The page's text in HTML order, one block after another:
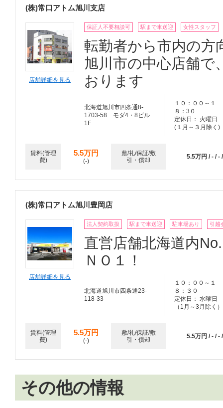
(株)常口アトム旭川支店
店舗詳細を見る
保証人不要相談可 駅まで車送迎 女性スタッフ
転勤者から市内の方
旭川市の中心店舗で
おります
北海道旭川市四条通8-
1703-58 モダ4・8ビル
1F
１０：００～１
８：3０
定休日： 火曜日
(１月～３月除く)
賃料(管理
費)
5.5万円
(-)
敷/礼/保証/敷
引・償却
5.5万円 / - / -
(株)常口アトム旭川豊岡店
店舗詳細を見る
法人契約取扱 駅まで車送迎 駐車場あり 引越
直営店舗北海道内
ＮＯ１！
北海道旭川市四条通23-
118-33
１０：００～１
８：３０
定休日： 水曜日
（1月～3月除く）
賃料(管理
費)
5.5万円
(-)
敷/礼/保証/敷
引・償却
5.5万円 / - / -
その他の情報